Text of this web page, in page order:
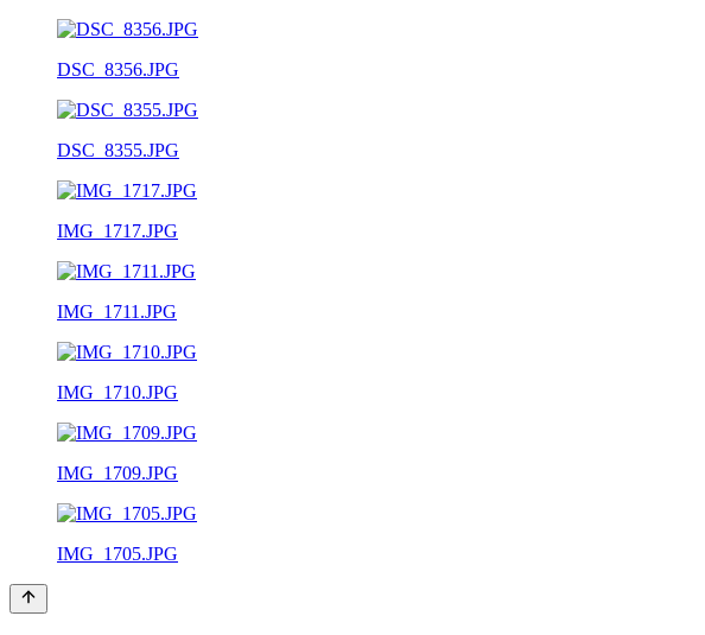
DSC_8356.JPG
DSC_8355.JPG
IMG_1717.JPG
IMG_1711.JPG
IMG_1710.JPG
IMG_1709.JPG
IMG_1705.JPG